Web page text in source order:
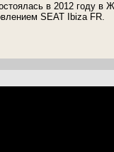
в 2012 году в
SEAT Ibiza FR.